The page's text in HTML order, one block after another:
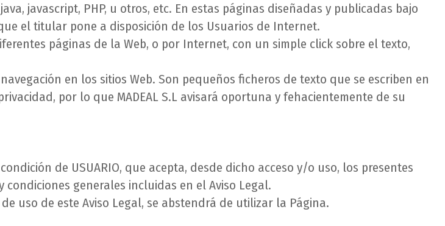
javascript, PHP, u otros, etc. En estas páginas diseñadas y publicadas bajo
el titular pone a disposición de los Usuarios de Internet.
páginas de la Web, o por Internet, con un simple click sobre el texto,
en los sitios Web. Son pequeños ficheros de texto que se escriben en
por lo que MADEAL S.L avisará oportuna y fehacientemente de su
de USUARIO, que acepta, desde dicho acceso y/o uso, los presentes
generales incluidas en el Aviso Legal.
uso de este Aviso Legal, se abstendrá de utilizar la Página.